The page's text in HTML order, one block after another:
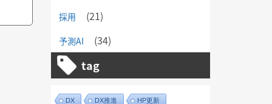
採用 (21)
予測AI (34)
tag
DX DX推進 HP更新